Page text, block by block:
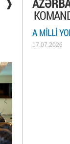
A MILLI
17.07.2026